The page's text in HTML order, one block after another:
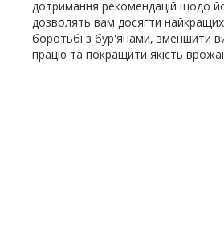
дотримання рекомендацій щодо
дозволять вам досягти найкращих
боротьбі з бур'янами, зменшити
працю та покращити якість